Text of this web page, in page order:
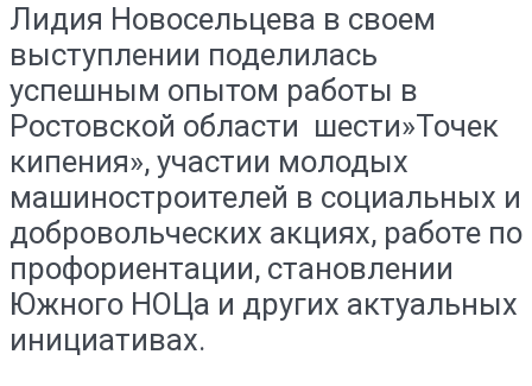
Лидия Новосельцева в своем
выступлении поделилась
успешным опытом работы в
Ростовской области шести»Точек
кипения», участии молодых
машиностроителей в социальных и
добровольческих акциях, работе по
профориентации, становлении
Южного НОЦа и других актуальных
инициативах.